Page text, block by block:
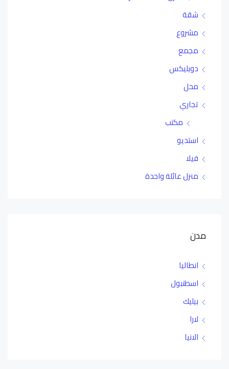
شقة
مشروع
مجمع
دوبليكس
محل
تجاري
مكتب
استديو
فيلا
منزل عائلة واحدة
مدن
انطاليا
اسطنبول
بيليك
لارا
الانيا